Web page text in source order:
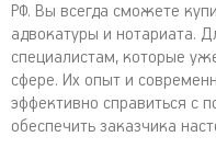
РФ. Вы всегда сможете
адвокатуры и нотариата.
специалистам, которые
сфере. Их опыт и
эффективно справиться с
обеспечить заказчика